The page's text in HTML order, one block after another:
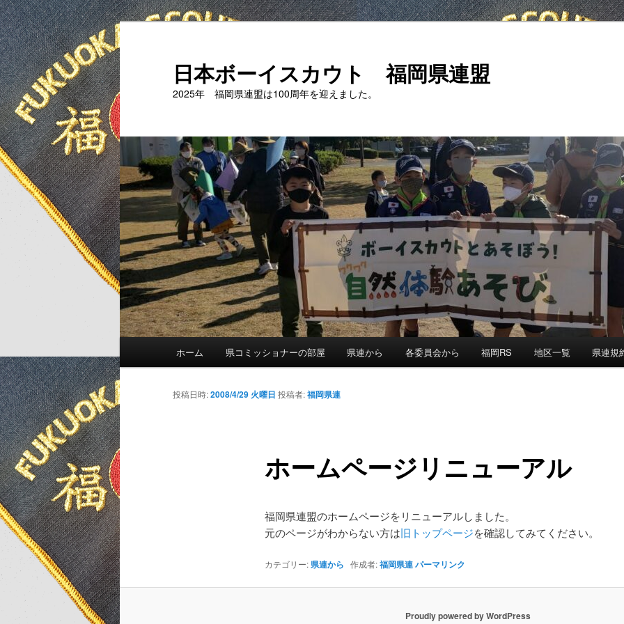
メ
イ
ン
コ
ン
テ
ン
ツ
へ
移
動
日本ボーイスカウト 福岡県連盟
2025年 福岡県連盟は100周年を迎えました。
ホーム 県コミッショナーの部屋 県連から 各委員会から 福岡RS 地区一覧 県連規
ホームページリニューアル
投稿日時:2008/4/29 火曜日 投稿者:福岡県連
福岡県連盟のホームページをリニューアルしました。
元のページがわからない方は旧トップページを確認してみてください。
カテゴリー:県連から 作成者:福岡県連パーマリンク
Proudly powered by WordPress